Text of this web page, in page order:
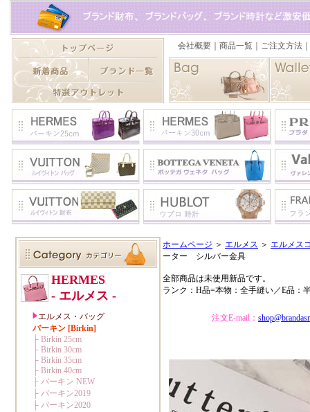
ホームページ ＞ エルメス ＞ エルメス
ーター シルバー金具
全部商品は未使用新品です。
ランク：H品=本物：全手縫い／E品：
注文E-mail：